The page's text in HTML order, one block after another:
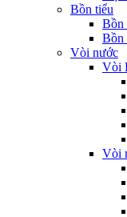
Bồn tiểu
Bồn
Bồn
Vòi nước
Vòi
Vòi